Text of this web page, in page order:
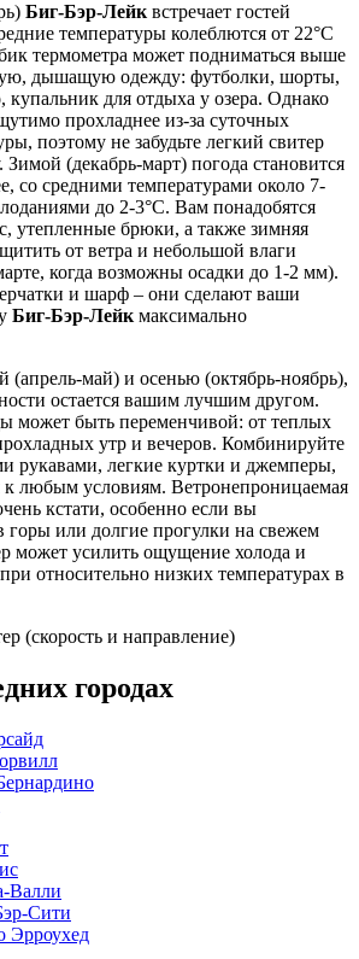
Биг-Бэр-Лейк встречает гостей
температуры колеблются от 22°C
термометра может подниматься выше
дышащую одежду: футболки, шорты,
купальник для отдыха у озера. Однако
прохладнее из-за суточных
поэтому не забудьте легкий свитер
(декабрь-март) погода становится
со средними температурами около 7-
до 2-3°C. Вам понадобятся
утепленные брюки, а также зимняя
от ветра и небольшой влаги
когда возможны осадки до 1-2 мм).
и шарф – они сделают ваши
Биг-Бэр-Лейк максимально
(апрель-май) и осенью (октябрь-ноябрь),
остается вашим лучшим другом.
может быть переменчивой: от теплых
утр и вечеров. Комбинируйте
рукавами, легкие куртки и джемперы,
любым условиям. Ветронепроницаемая
кстати, особенно если вы
горы или долгие прогулки на свежем
может усилить ощущение холода и
относительно низких температурах в
(скорость и направление)
городах
Валли
Сити
Эрроухед